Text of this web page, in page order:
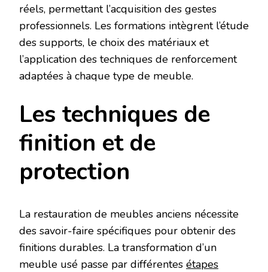
réels, permettant l’acquisition des gestes
professionnels. Les formations intègrent l’étude
des supports, le choix des matériaux et
l’application des techniques de renforcement
adaptées à chaque type de meuble.
Les techniques de
finition et de
protection
La restauration de meubles anciens nécessite
des savoir-faire spécifiques pour obtenir des
finitions durables. La transformation d’un
meuble usé passe par différentes étapes